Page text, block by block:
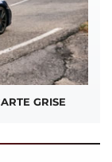
GRISE